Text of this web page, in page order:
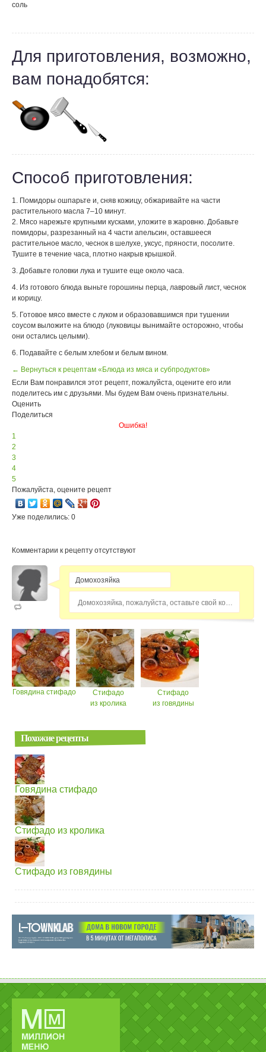
соль
Для приготовления, возможно,
вам понадобятся:
Способ приготовления:
1. Помидоры ошпарьте и, сняв кожицу, обжаривайте на части
растительного масла 7–10 минут.
2. Мясо нарежьте крупными кусками, уложите в жаровню. Добавьте
помидоры, разрезанный на 4 части апельсин, оставшееся
растительное масло, чеснок в шелухе, уксус, пряности, посолите.
Тушите в течение часа, плотно накрыв крышкой.
3. Добавьте головки лука и тушите еще около часа.
4. Из готового блюда выньте горошины перца, лавровый лист, чеснок
и корицу.
5. Готовое мясо вместе с луком и образовавшимся при тушении
соусом выложите на блюдо (луковицы вынимайте осторожно, чтобы
они остались целыми).
6. Подавайте с белым хлебом и белым вином.
← Вернуться к рецептам «Блюда из мяса и субпродуктов»
Если Вам понравился этот рецепт, пожалуйста, оцените его или
поделитесь им с друзьями. Мы будем Вам очень признательны.
Оценить
Поделиться
Ошибка!
1
2
3
4
5
Пожалуйста, оцените рецепт
Уже поделились: 0
Комментарии к рецепту отсутствуют
Домохозяйка, пожалуйста, оставьте свой комментарий...
Говядина стифадо
Стифадо
из кролика
Стифадо
из говядины
Похожие рецепты
Говядина стифадо
Стифадо из кролика
Стифадо из говядины